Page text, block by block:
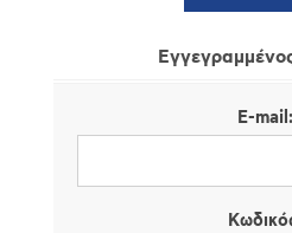
E-mail: